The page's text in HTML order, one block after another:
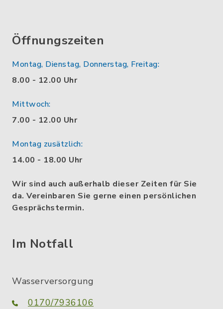
Öffnungszeiten
Montag, Dienstag, Donnerstag, Freitag:
8.00 - 12.00 Uhr
Mittwoch:
7.00 - 12.00 Uhr
Montag zusätzlich:
14.00 - 18.00 Uhr
Wir sind auch außerhalb dieser Zeiten für Sie
da. Vereinbaren Sie gerne einen persönlichen
Gesprächstermin.
Im Notfall
Wasserversorgung
0170/7936106